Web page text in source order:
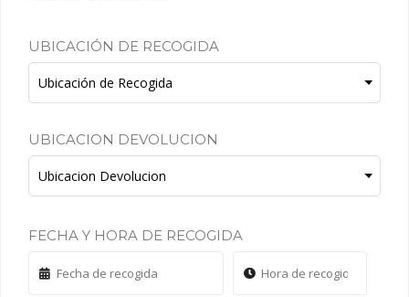
UBICACIÓN DE RECOGIDA
UBICACION DEVOLUCION
FECHA Y HORA DE RECOGIDA